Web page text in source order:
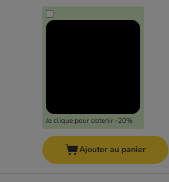
Je clique pour obtenir -20%
Ajouter au panier